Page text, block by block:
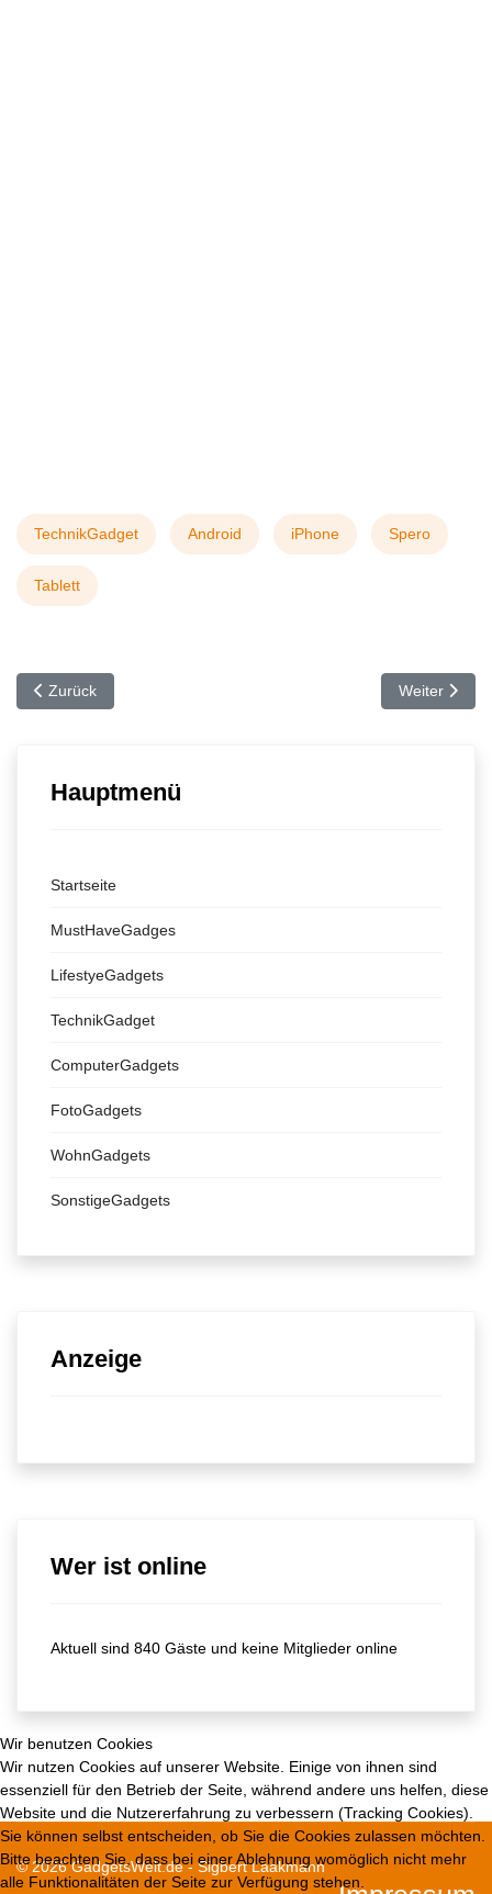
TechnikGadget Android iPhone Spero
Tablett
Vorheriger Beitrag: iPhone Outdoor-Telefonierer aufgepasst!
Zurück Nächster
Weiter
Hauptmenü
Startseite
MustHaveGadges
LifestyeGadgets
TechnikGadget
ComputerGadgets
FotoGadgets
WohnGadgets
SonstigeGadgets
Anzeige
Wer ist online
Aktuell sind 840 Gäste und keine Mitglieder online
© 2026 GadgetsWelt.de - Sigbert Laakmann
Wir benutzen Cookies
Wir nutzen Cookies auf unserer Website. Einige von ihnen sind
essenziell für den Betrieb der Seite, während andere uns helfen, diese
Website und die Nutzererfahrung zu verbessern (Tracking Cookies).
Sie können selbst entscheiden, ob Sie die Cookies zulassen möchten.
Bitte beachten Sie, dass bei einer Ablehnung womöglich nicht mehr
alle Funktionalitäten der Seite zur Verfügung stehen.